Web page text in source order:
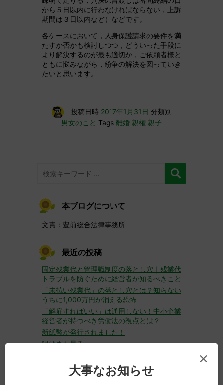
から５日以内に行わなければならない，上訴
期間は３日以内など）などです。
各ケースにおいて，人身保護請求の要件を満
たすか否かも検討しつつ，どういった手段に
より解決するのが最も適切か，ご依頼者様と
ともに悩みながら，紛争の解決を図っていき
たいと思います。
投稿日時 2017年1月31日 分類別
男女のこと Tags 離婚 親権 親子
本ブログについて
文責：豊前総合法律事務所
最近の投稿
固定残業代と管理職制度の落とし穴｜残業代
トラブルを防ぐために経営者が知るべきこと
「未払い残業代」の落とし穴とは？知らない
うちに1,000万円が消える恐怖
「解雇すればいい」は通用しない！中小企業
経営者が持つべき労働法の視点とは？
新紙幣が発行されました！
陽はまた昇る
いままでの投稿
×
大事なお知らせ